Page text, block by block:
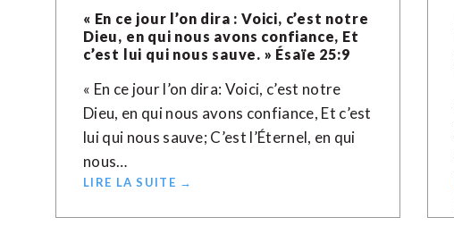
« En ce jour l’on dira : Voici, c’est notre
Dieu, en qui nous avons confiance, Et
c’est lui qui nous sauve. » Ésaïe‬ ‭25‬:‭9‬ ‭
« En ce jour l’on dira: Voici, c’est notre
Dieu, en qui nous avons confiance, Et c’est
lui qui nous sauve; C’est l’Éternel, en qui
nous…
LIRE LA SUITE →